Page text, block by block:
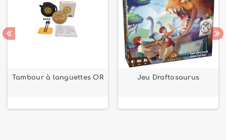
Tambour à languettes OR Jeu Draftosaurus